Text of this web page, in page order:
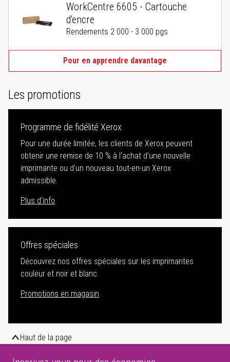
WorkCentre 6605 - Cartouche
d'encre
Rendements 2 000 - 3 000 pgs
Pour en apprendre davantage
Les promotions
Programme de fidélité Xerox
Pour une durée limitée, les clients de Xerox peuvent
obtenir une remise de 10 % à l'achat d'une nouvelle
imprimante ou d'un nouveau tout-en-un Xerox
admissible.
Plus d'info
Offres spéciales
Découvrez nos offres spéciales sur les imprimantes
couleur et noir et blanc.
Promotions en magasin
Haut de la page